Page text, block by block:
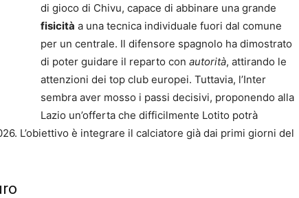
di gioco di Chivu, capace di abbinare una grande
fisicità a una tecnica individuale fuori dal comune
per un centrale. Il difensore spagnolo ha dimostrato
di poter guidare il reparto con autorità, attirando le
attenzioni dei top club europei. Tuttavia, l’Inter
sembra aver mosso i passi decisivi, proponendo alla
Lazio un’offerta che difficilmente Lotito potrà
L’obiettivo è integrare il calciatore già dai primi giorni del